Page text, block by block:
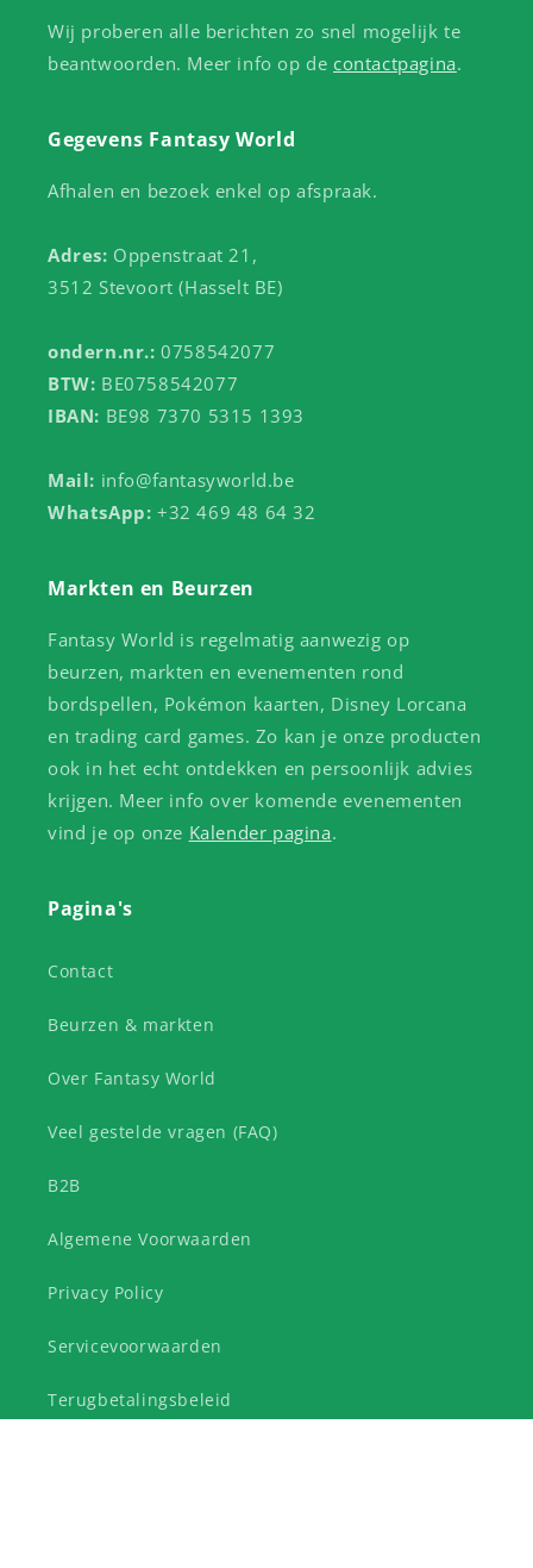
Wij proberen alle berichten zo snel mogelijk te
beantwoorden. Meer info op decontactpagina.
Gegevens Fantasy World
Afhalen en bezoek enkel op afspraak.
Adres: Oppenstraat 21,
3512 Stevoort (Hasselt BE)
ondern.nr.: 0758542077
BTW: BE0758542077
IBAN: BE98 7370 5315 1393
Mail: info@fantasyworld.be
WhatsApp: +32 469 48 64 32
Markten en Beurzen
Fantasy World is regelmatig aanwezig op
beurzen, markten en evenementen rond
bordspellen, Pokémon kaarten, Disney Lorcana
en trading card games. Zo kan je onze producten
ook in het echt ontdekken en persoonlijk advies
krijgen. Meer info over komende evenementen
vind je op onze Kalender pagina.
Pagina's
Contact
Beurzen & markten
Over Fantasy World
Veel gestelde vragen (FAQ)
B2B
Algemene Voorwaarden
Privacy Policy
Servicevoorwaarden
Terugbetalingsbeleid